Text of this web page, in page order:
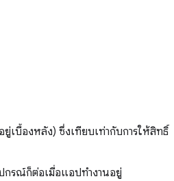
เบื้องหลัง) ซึ่งเทียบเท่ากับการให้สิทธิ์
รณ์ก็ต่อเมื่อแอปทำงานอยู่